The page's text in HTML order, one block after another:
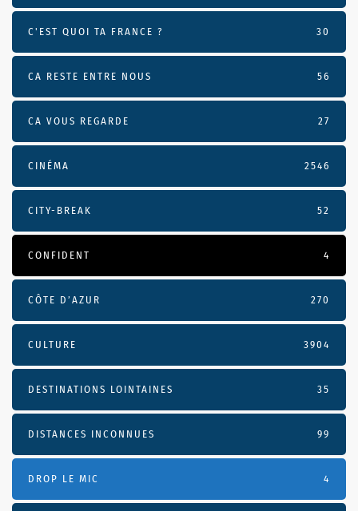
C'EST QUOI TA FRANCE ? 30
CA RESTE ENTRE NOUS 56
CA VOUS REGARDE 27
CINÉMA 2546
CITY-BREAK 52
CONFIDENT 4
CÔTE D’AZUR 270
CULTURE 3904
DESTINATIONS LOINTAINES 35
DISTANCES INCONNUES 99
DROP LE MIC 4